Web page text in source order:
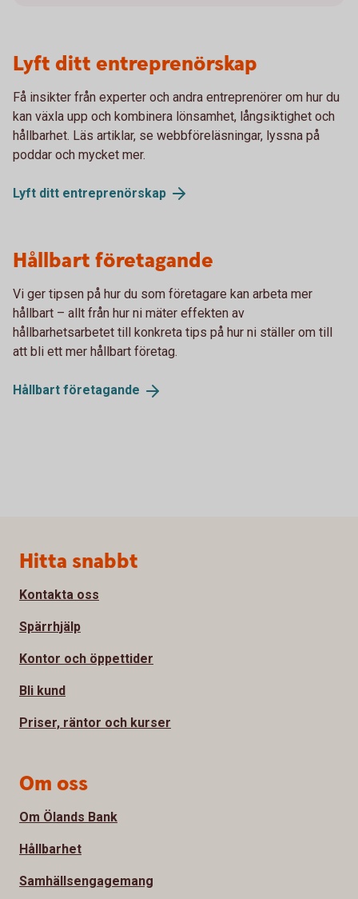
Lyft ditt entreprenörskap
Få insikter från experter och andra entreprenörer om hur du
kan växla upp och kombinera lönsamhet, långsiktighet och
hållbarhet. Läs artiklar, se webbföreläsningar, lyssna på
poddar och mycket mer.
Lyft ditt entreprenörskap
Hållbart företagande
Vi ger tipsen på hur du som företagare kan arbeta mer
hållbart – allt från hur ni mäter effekten av
hållbarhetsarbetet till konkreta tips på hur ni ställer om till
att bli ett mer hållbart företag.
Hållbart företagande
Sidfot
Hitta snabbt
Kontakta oss
Spärrhjälp
Kontor och öppettider
Bli kund
Priser, räntor och kurser
Om oss
Om Ölands Bank
Hållbarhet
Samhällsengagemang